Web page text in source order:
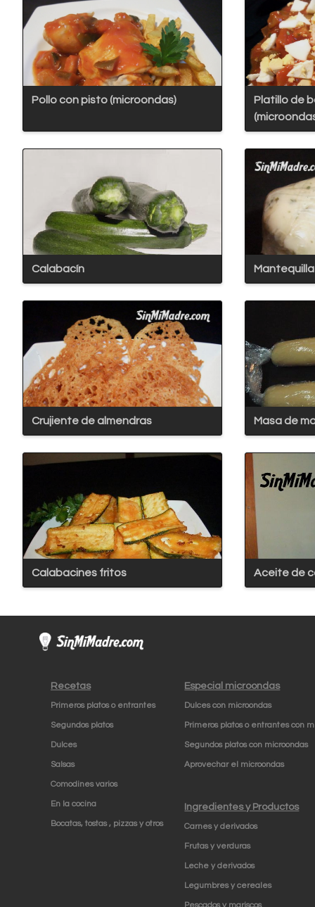
Pollo con pisto (microondas)
Platillo de
Calabacín
Crujiente de almendras Masa de
Calabacines fritos Aceite de
Recetas
Primeros platos o entrantes
Segundos platos
Dulces
Salsas
Comodines varios
En la cocina
Bocatas, tostas , pizzas y otros
Especial microondas
Dulces con microondas
Primeros platos o entrantes con
Segundos platos con microondas
Aprovechar el microondas
Ingredientes y Productos
Carnes y derivados
Frutas y verduras
Leche y derivados
Legumbres y cereales